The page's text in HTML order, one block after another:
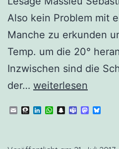
Also kein Problem mit
Manche zu erkunden
Temp. um die 20°
Inzwischen sind die
der… Barfleur
weiterlesen
EmailThreema
LinkedIn
WhatsApp
Snapchat
Teams